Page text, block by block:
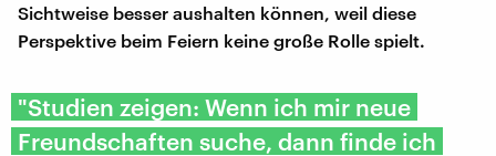
Sichtweise besser aushalten können, weil diese
Perspektive beim Feiern keine große Rolle spielt.
"Studien zeigen: Wenn ich mir neue
Freundschaften suche, dann finde ich